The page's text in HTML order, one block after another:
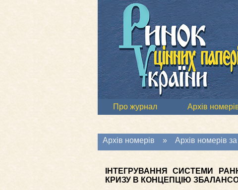
Про журнал Архів
Архів номерів » Архів номерів
ІНТЕГРУВАННЯ СИСТЕМИ
КРИЗУ В КОНЦЕПЦІЮ